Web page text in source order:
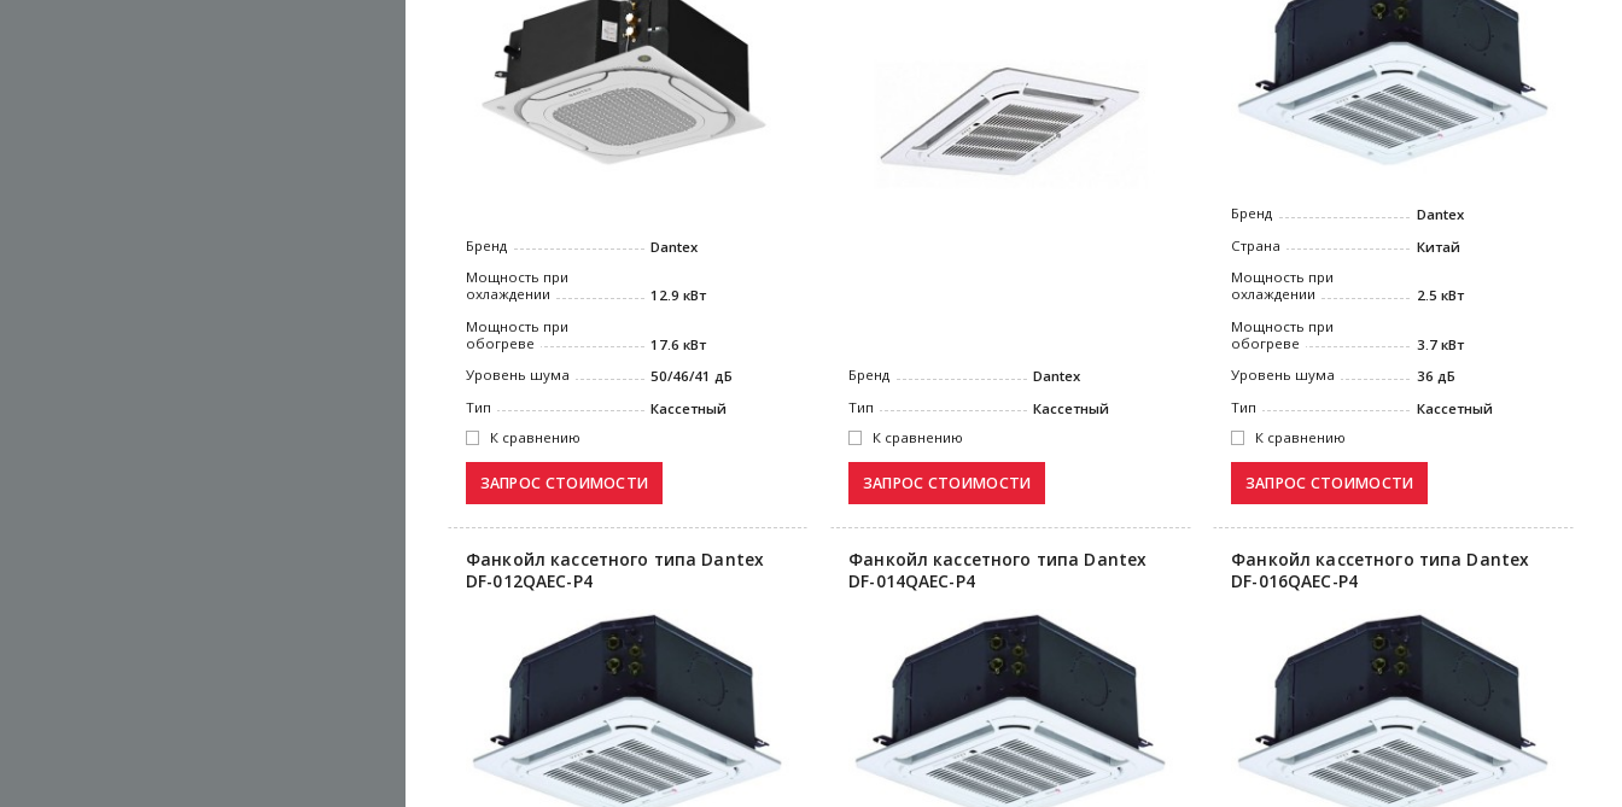
Бренд
Dantex
Мощность при
охлаждении
12.9 кВт
Мощность при
обогреве
17.6 кВт
Уровень шума
50/46/41 дБ
Тип
Кассетный
К сравнению
Бренд
Dantex
Тип
Кассетный
К сравнению
Бренд
Dantex
Страна
Китай
Мощность при
охлаждении
2.5 кВт
Мощность при
обогреве
3.7 кВт
Уровень шума
36 дБ
Тип
Кассетный
К сравнению
Фанкойл кассетного типа Dantex
DF-012QAEC-P4
Фанкойл кассетного типа Dantex
DF-014QAEC-P4
Фанкойл кассетного типа Dantex
DF-016QAEC-P4